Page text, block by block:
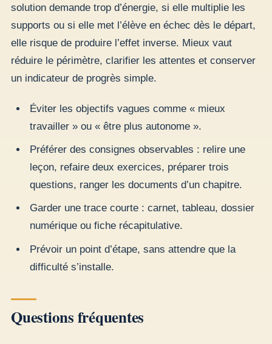
solution demande trop d’énergie, si elle multiplie les
supports ou si elle met l’élève en échec dès le départ,
elle risque de produire l’effet inverse. Mieux vaut
réduire le périmètre, clarifier les attentes et conserver
un indicateur de progrès simple.
Éviter les objectifs vagues comme « mieux
travailler » ou « être plus autonome ».
Préférer des consignes observables : relire une
leçon, refaire deux exercices, préparer trois
questions, ranger les documents d’un chapitre.
Garder une trace courte : carnet, tableau, dossier
numérique ou fiche récapitulative.
Prévoir un point d’étape, sans attendre que la
difficulté s’installe.
Questions fréquentes